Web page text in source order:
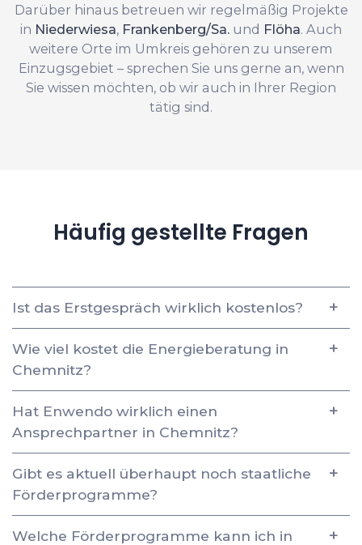
Darüber hinaus betreuen wir regelmäßig Projekte
in Niederwiesa, Frankenberg/Sa. und Flöha. Auch
weitere Orte im Umkreis gehören zu unserem
Einzugsgebiet – sprechen Sie uns gerne an, wenn
Sie wissen möchten, ob wir auch in Ihrer Region
tätig sind.
Häufig gestellte Fragen
Ist das Erstgespräch wirklich kostenlos?
Wie viel kostet die Energieberatung in
Chemnitz?
Hat Enwendo wirklich einen
Ansprechpartner in Chemnitz?
Gibt es aktuell überhaupt noch staatliche
Förderprogramme?
Welche Förderprogramme kann ich in